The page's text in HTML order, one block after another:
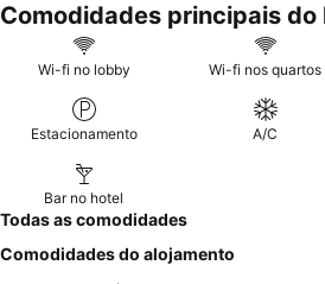
melhor experiência, considere um
principal para uma estadia mais
Comodidades principais do
Wi-fi no lobby Wi-fi nos quartos
Estacionamento A/C
Bar no hotel
Todas as comodidades
Comodidades do alojamento